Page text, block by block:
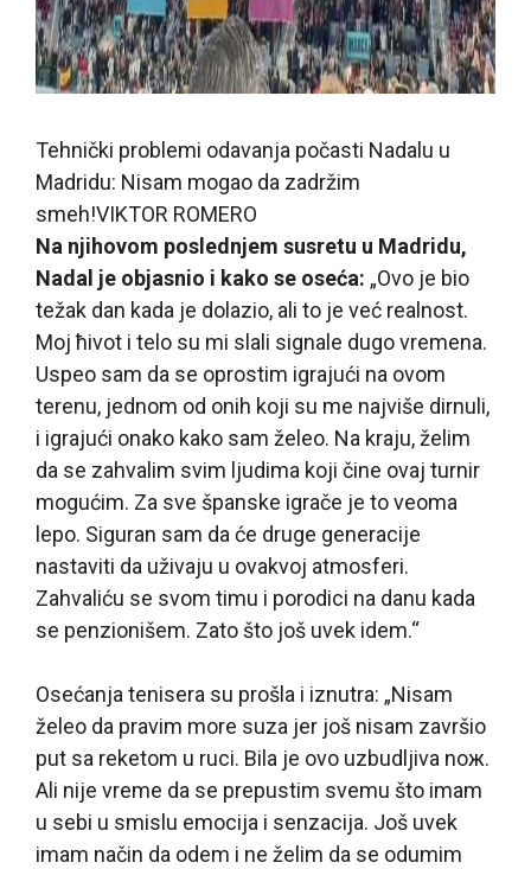
Tehnički problemi odavanja počasti Nadalu u
Madridu: Nisam mogao da zadržim
smeh!VIKTOR ROMERO
Na njihovom poslednjem susretu u Madridu,
Nadal je objasnio i kako se oseća: „Ovo je bio
težak dan kada je dolazio, ali to je već realnost.
Moj ћivot i telo su mi slali signale dugo vremena.
Uspeo sam da se oprostim igrajući na ovom
terenu, jednom od onih koji su me najviše dirnuli,
i igrajući onako kako sam želeo. Na kraju, želim
da se zahvalim svim ljudima koji čine ovaj turnir
mogućim. Za sve španske igrače je to veoma
lepo. Siguran sam da će druge generacije
nastaviti da uživaju u ovakvoj atmosferi.
Zahvaliću se svom timu i porodici na danu kada
se penzionišem. Zato što još uvek idem.“
Osećanja tenisera su prošla i iznutra: „Nisam
želeo da pravim more suza jer još nisam završio
put sa reketom u ruci. Bila je ovo uzbudljiva noж.
Ali nije vreme da se prepustim svemu što imam
u sebi u smislu emocija i senzacija. Još uvek
imam način da odem i ne želim da se odumim